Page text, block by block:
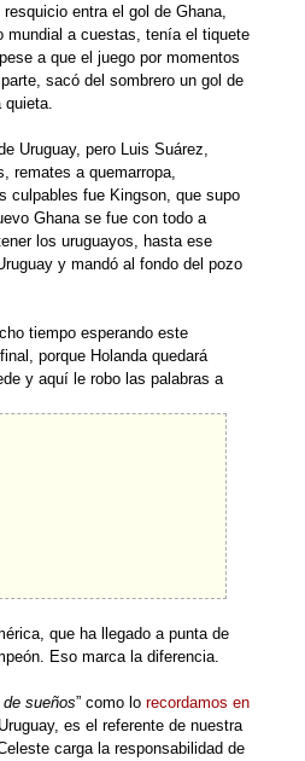
entra el gol de Ghana,
mundial a cuestas, tenía el tiquete
a que el juego por momentos
sacó del sombrero un gol de
quieta.
Uruguay, pero Luis Suárez,
remates a quemarropa,
culpables fue Kingson, que supo
Ghana se fue con todo a
los uruguayos, hasta ese
y mandó al fondo del pozo
tiempo esperando este
porque Holanda quedará
y aquí le robo las palabras a
que ha llegado a punta de
Eso marca la diferencia.
sueños” como lo recordamos en
es el referente de nuestra
carga la responsabilidad de